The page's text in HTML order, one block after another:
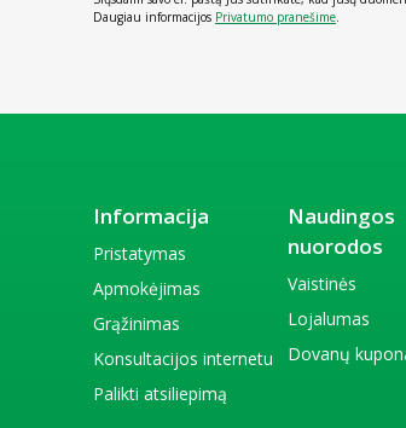
Daugiau informacijos Privatumo pranešime
Informacija
Pristatymas
Apmokėjimas
Grąžinimas
Konsultacijos internetu
Palikti atsiliepimą
Naudingos
nuorodos
Vaistinės
Lojalumas
Dovanų